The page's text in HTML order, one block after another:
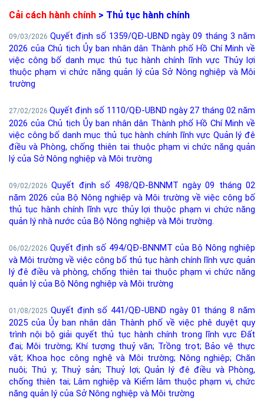
Cải cách hành chính > Thủ tục hành chính
09/03/2026 Quyết định số 1359/QĐ-UBND ngày 09 tháng 3 năm
2026 của Chủ tịch Ủy ban nhân dân Thành phố Hồ Chí Minh về
việc công bố danh mục thủ tục hành chính lĩnh vực Thủy lợi
thuộc phạm vi chức năng quản lý của Sở Nông nghiệp và Môi
trường
27/02/2026 Quyết định số 1110/QĐ-UBND ngày 27 tháng 02 năm
2026 của Chủ tịch Ủy ban nhân dân Thành phố Hồ Chí Minh về
việc công bố danh mục thủ tục hành chính lĩnh vực Quản lý đê
điều và Phòng, chống thiên tai thuộc phạm vi chức năng quản
lý của Sở Nông nghiệp và Môi trường
09/02/2026 Quyết định số 498/QĐ-BNNMT ngày 09 tháng 02
năm 2026 của Bộ Nông nghiệp và Môi trường về việc công bố
thủ tục hành chính lĩnh vực thủy lợi thuộc phạm vi chức năng
quản lý nhà nước của Bộ Nông nghiệp và Môi trường.
06/02/2026 Quyết định số 494/QĐ-BNNMT của Bộ Nông nghiệp
và Môi trường về việc công bố thủ tục hành chính lĩnh vực quản
lý đê điều và phòng, chống thiên tai thuộc phạm vi chức năng
quản lý của Bộ Nông nghiệp và Môi trường
01/08/2025 Quyết định số 441/QĐ-UBND ngày 01 tháng 8 năm
2025 của Ủy ban nhân dân Thành phố về việc phê duyệt quy
trình nội bộ giải quyết thủ tục hành chính trong lĩnh vực Đất
đai; Môi trường; Khí tượng thuỷ văn; Trồng trọt; Bảo vệ thực
vật; Khoa học công nghệ và Môi trường; Nông nghiệp; Chăn
nuôi; Thú y; Thuỷ sản; Thuỷ lợi; Quản lý đê điều và Phòng,
chống thiên tai; Lâm nghiệp và Kiểm lâm thuộc phạm vi, chức
năng quản lý của Sở Nông nghiệp và Môi trường